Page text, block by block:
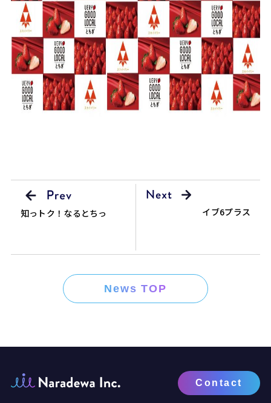
知っトク！なるとちっ イブ6プラス
News TOP
Contact